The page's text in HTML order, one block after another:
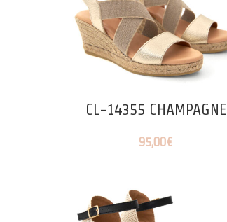
CL-14355 CHAMPAGNE
95,00€